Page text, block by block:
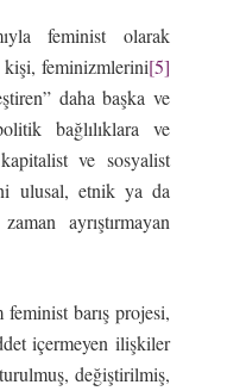
feminist olarak
feminizmlerini[5]
daha başka ve
bağlılıklara ve
ve sosyalist
ulusal, etnik ya da
ayrıştırmayan
barış projesi,
içermeyen ilişkiler
değiştirilmiş,